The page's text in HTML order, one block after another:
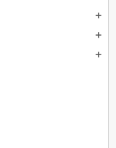
add
add
add